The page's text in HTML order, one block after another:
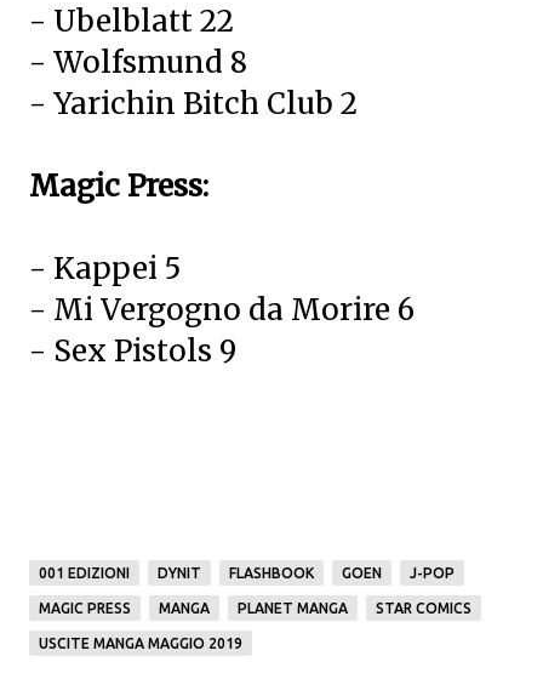
- Ubelblatt 22
- Wolfsmund 8
- Yarichin Bitch Club 2
Magic Press:
- Kappei 5
- Mi Vergogno da Morire 6
- Sex Pistols 9
001 EDIZIONI DYNIT FLASHBOOK GOEN J-POP
MAGIC PRESS MANGA PLANET MANGA STAR COMICS
USCITE MANGA MAGGIO 2019